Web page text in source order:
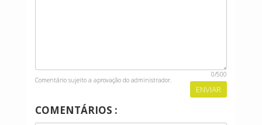
0/500
Comentário sujeito a aprovação do administrador.
COMENTÁRIOS :